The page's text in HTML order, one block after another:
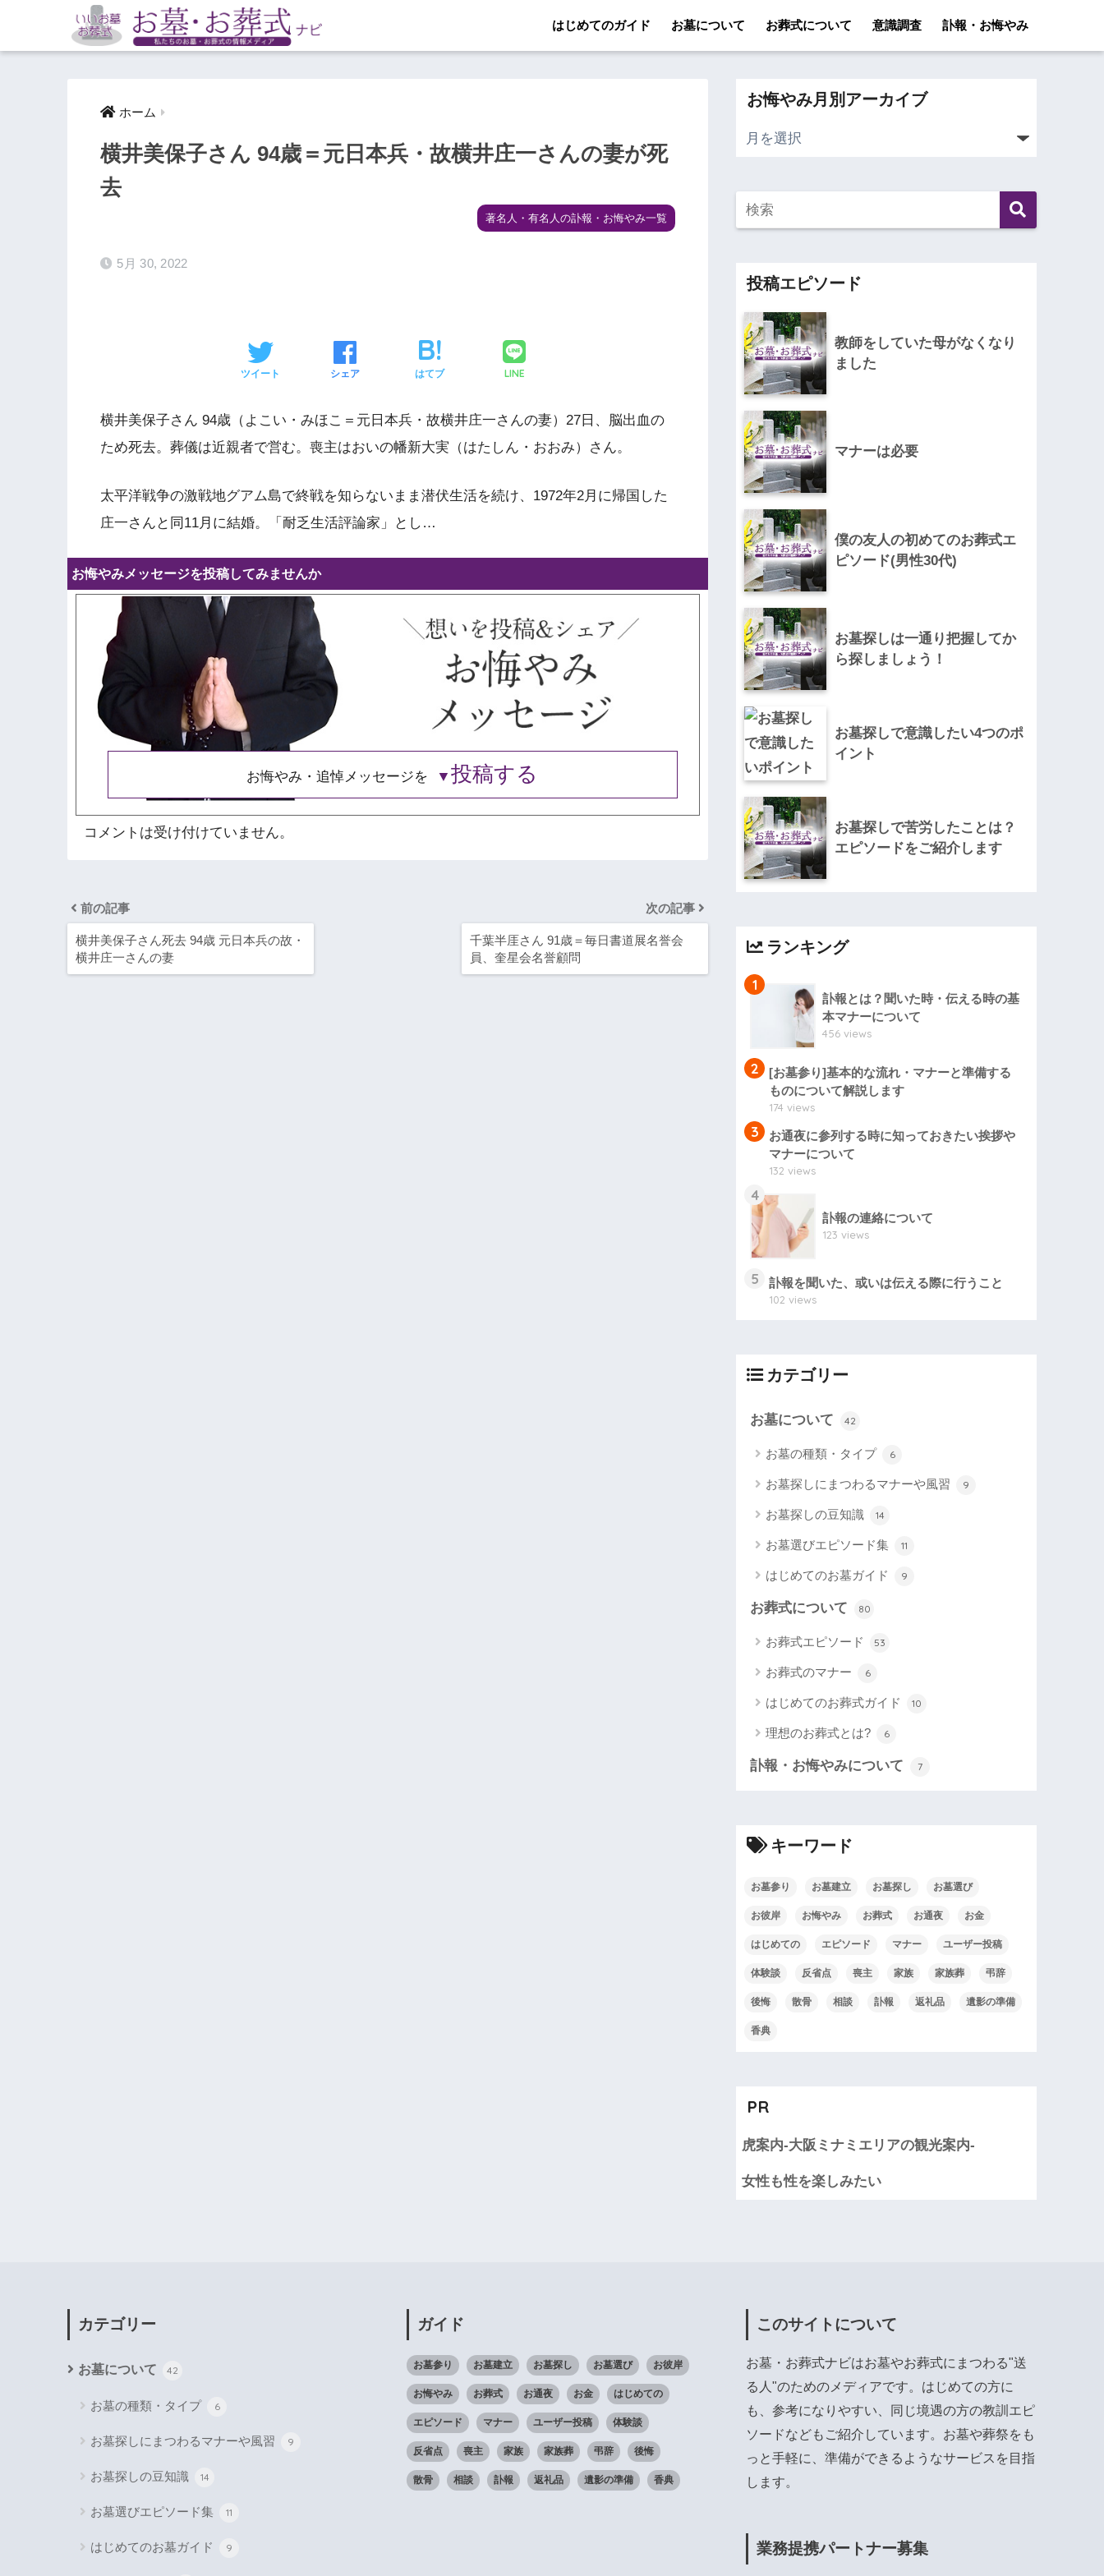
はじめてのガイド お墓について お葬式について 意識調査 訃報・お悔やみ
ホーム
横井美保子さん 94歳＝元日本兵・故横井庄一さんの妻が死
去
著名人・有名人の訃報・お悔やみ一覧
5月 30, 2022
ツイート シェア はてブ LINE
横井美保子さん 94歳（よこい・みほこ＝元日本兵・故横井庄一さんの妻）27日、脳出血の
ため死去。葬儀は近親者で営む。喪主はおいの幡新大実（はたしん・おおみ）さん。
太平洋戦争の激戦地グアム島で終戦を知らないまま潜伏生活を続け、1972年2月に帰国した
庄一さんと同11月に結婚。「耐乏生活評論家」とし…
お悔やみメッセージを投稿してみませんか
お悔やみ・追悼メッセージを 投稿する
コメントは受け付けていません。
前の記事
横井美保子さん死去 94歳 元日本兵の故・
横井庄一さんの妻
次の記事
千葉半厓さん 91歳＝毎日書道展名誉会
員、奎星会名誉顧問
お悔やみ月別アーカイブ
投稿エピソード
教師をしていた母がなくなり
ました
マナーは必要
僕の友人の初めてのお葬式エ
ピソード(男性30代)
お墓探しは一通り把握してか
ら探しましょう！
お墓探しで意識したい4つのポ
イント
お墓探しで苦労したことは？
エピソードをご紹介します
ランキング
1
訃報とは？聞いた時・伝える時の基
本マナーについて
456 views
2
[お墓参り]基本的な流れ・マナーと準備する
ものについて解説します
174 views
3
お通夜に参列する時に知っておきたい挨拶や
マナーについて
132 views
4
訃報の連絡について
123 views
5 訃報を聞いた、或いは伝える際に行うこと
102 views
カテゴリー
お墓について 42
お墓の種類・タイプ 6
お墓探しにまつわるマナーや風習 9
お墓探しの豆知識 14
お墓選びエピソード集 11
はじめてのお墓ガイド 9
お葬式について 80
お葬式エピソード 53
お葬式のマナー 6
はじめてのお葬式ガイド 10
理想のお葬式とは? 6
訃報・お悔やみについて 7
キーワード
お墓参り お墓建立 お墓探し お墓選び
お彼岸 お悔やみ お葬式 お通夜 お金
はじめての エピソード マナー ユーザー投稿
体験談 反省点 喪主 家族 家族葬 弔辞
後悔 散骨 相談 訃報 返礼品 遺影の準備
香典
PR
虎案内-大阪ミナミエリアの観光案内-
女性も性を楽しみたい
カテゴリー
お墓について 42
お墓の種類・タイプ 6
お墓探しにまつわるマナーや風習 9
お墓探しの豆知識 14
お墓選びエピソード集 11
はじめてのお墓ガイド 9
ガイド
お墓参り お墓建立 お墓探し お墓選び お彼岸
お悔やみ お葬式 お通夜 お金 はじめての
エピソード マナー ユーザー投稿 体験談
反省点 喪主 家族 家族葬 弔辞 後悔
散骨 相談 訃報 返礼品 遺影の準備 香典
このサイトについて
お墓・お葬式ナビはお墓やお葬式にまつわる"送
る人"のためのメディアです。はじめての方に
も、参考になりやすい、同じ境遇の方の教訓エピ
ソードなどもご紹介しています。お墓や葬祭をも
っと手軽に、準備ができるようなサービスを目指
します。
業務提携パートナー募集